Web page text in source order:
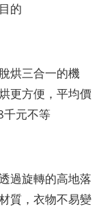
的
烘三合一的機
更方便，平均價
千元不等
過旋轉的高地落
質，衣物不易變